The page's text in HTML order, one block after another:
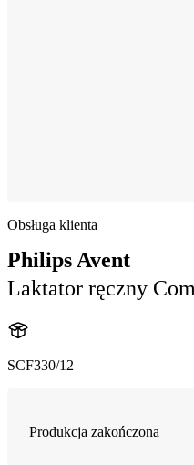
Obsługa klienta
Philips Avent
Laktator ręczny
SCF330/12
Produkcja zakończona